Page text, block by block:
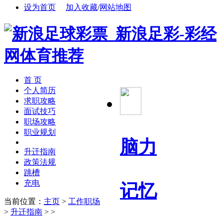
设为首页 加入收藏/网站地图
脑力
记忆
首 页
个人简历
求职攻略
面试技巧
职场攻略
职业规划
升迁指南
政策法规
跳槽
充电
当前位置： 主页 > 工作职场
> 升迁指南 > >